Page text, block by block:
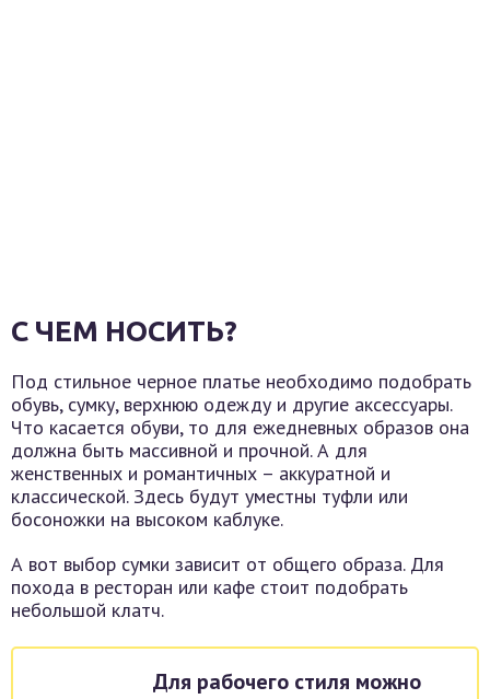
С ЧЕМ НОСИТЬ?
Под стильное черное платье необходимо подобрать
обувь, сумку, верхнюю одежду и другие аксессуары.
Что касается обуви, то для ежедневных образов она
должна быть массивной и прочной. А для
женственных и романтичных – аккуратной и
классической. Здесь будут уместны туфли или
босоножки на высоком каблуке.
А вот выбор сумки зависит от общего образа. Для
похода в ресторан или кафе стоит подобрать
небольшой клатч.
Для рабочего стиля можно